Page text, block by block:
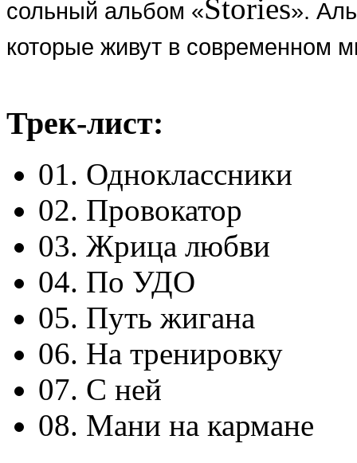
сольный альбом «Stories».
которые живут в современном
Трек-лист:
01. Одноклассники
02. Провокатор
03. Жрица любви
04. По УДО
05. Путь жигана
06. На тренировку
07. С ней
08. Мани на кармане